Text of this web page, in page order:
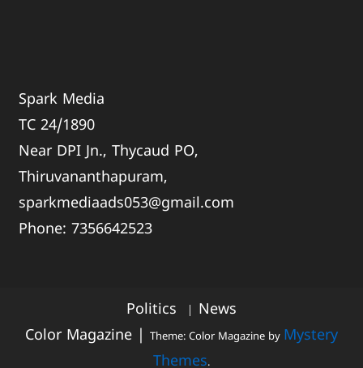
Spark Media
TC 24/1890
Near DPI Jn., Thycaud PO,
Thiruvananthapuram,
sparkmediaads053@gmail.com
Phone:7356642523
Politics
News
Color Magazine
Theme: Color Magazine by Mystery
Themes.